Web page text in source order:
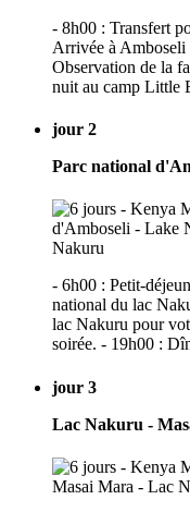
- 8h00 : Transfert
Arrivée à Amboseli
Observation de la
nuit au camp Little
jour 2
Parc national
- 6h00 : Petit-
national du lac
lac Nakuru pour
soirée. - 19h00 :
jour 3
Lac Nakuru -